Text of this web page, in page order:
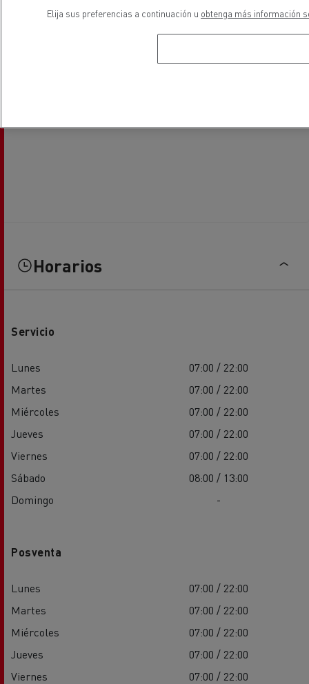
Horarios
Servicio
Lunes
07:00 / 22:00
Martes
07:00 / 22:00
Miércoles
07:00 / 22:00
Jueves
07:00 / 22:00
Viernes
07:00 / 22:00
Sábado
08:00 / 13:00
Domingo
-
Posventa
Lunes
07:00 / 22:00
Martes
07:00 / 22:00
Miércoles
07:00 / 22:00
Jueves
07:00 / 22:00
Viernes
07:00 / 22:00
Elija sus preferencias a continuación u obtenga más información